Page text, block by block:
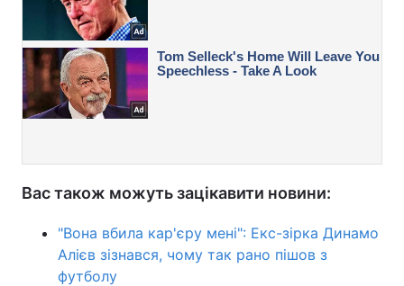
Вас також можуть зацікавити новини:
"Вона вбила кар'єру мені": Екс-зірка Динамо
Алієв зізнався, чому так рано пішов з
футболу